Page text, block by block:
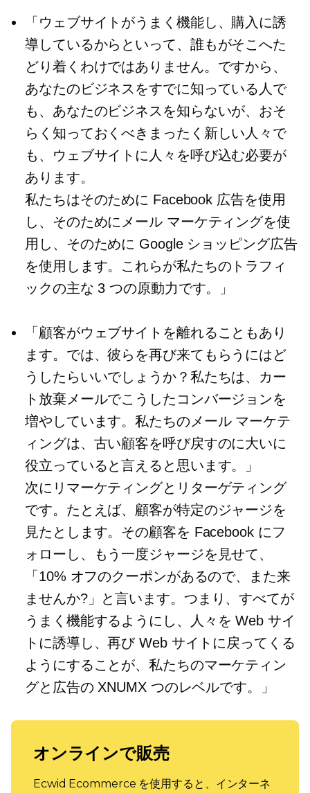
「ウェブサイトがうまく機能し、購入に誘
導しているからといって、誰もがそこへた
どり着くわけではありません。ですから、
あなたのビジネスをすでに知っている人で
も、あなたのビジネスを知らないが、おそ
らく知っておくべきまったく新しい人々で
も、ウェブサイトに人々を呼び込む必要が
あります。
私たちはそのために Facebook 広告を使用
し、そのためにメール マーケティングを使
用し、そのために Google ショッピング広告
を使用します。これらが私たちのトラフィ
ックの主な 3 つの原動力です。」
「顧客がウェブサイトを離れることもあり
ます。では、彼らを再び来てもらうにはど
うしたらいいでしょうか？私たちは、カー
ト放棄メールでこうしたコンバージョンを
増やしています。私たちのメール マーケテ
ィングは、古い顧客を呼び戻すのに大いに
役立っていると言えると思います。」
次にリマーケティングとリターゲティング
です。たとえば、顧客が特定のジャージを
見たとします。その顧客を Facebook にフ
ォローし、もう一度ジャージを見せて、
「10% オフのクーポンがあるので、また来
ませんか?」と言います。つまり、すべてが
うまく機能するようにし、人々を Web サイ
トに誘導し、再び Web サイトに戻ってくる
ようにすることが、私たちのマーケティン
グと広告の XNUMX つのレベルです。」
オンラインで販売
Ecwid Ecommerce を使用すると、インターネ